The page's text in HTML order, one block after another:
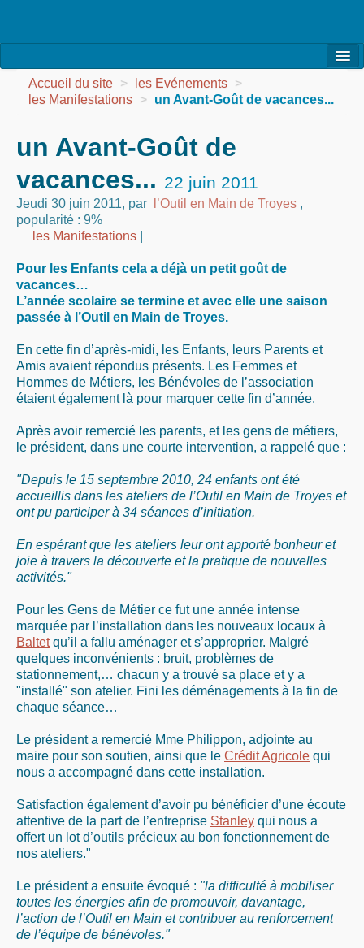
l’Association
la Vie des Ateliers
les Evénements
les Réalisations
Agenda
Contact
Accueil du site > les Evénements >
les Manifestations > un Avant-Goût de vacances...
un Avant-Goût de
vacances... 22 juin 2011
Jeudi 30 juin 2011, par l’Outil en Main de Troyes ,
popularité : 9%
les Manifestations
Pour les Enfants cela a déjà un petit goût de
vacances…
L’année scolaire se termine et avec elle une saison
passée à l’Outil en Main de Troyes.
En cette fin d’après-midi, les Enfants, leurs Parents et
Amis avaient répondus présents. Les Femmes et
Hommes de Métiers, les Bénévoles de l’association
étaient également là pour marquer cette fin d’année.
Après avoir remercié les parents, et les gens de métiers,
le président, dans une courte intervention, a rappelé que :
"Depuis le 15 septembre 2010, 24 enfants ont été
accueillis dans les ateliers de l’Outil en Main de Troyes et
ont pu participer à 34 séances d’initiation.
En espérant que les ateliers leur ont apporté bonheur et
joie à travers la découverte et la pratique de nouvelles
activités."
Pour les Gens de Métier ce fut une année intense
marquée par l’installation dans les nouveaux locaux à
Baltetqu’il a fallu aménager et s’approprier. Malgré
quelques inconvénients : bruit, problèmes de
stationnement,… chacun y a trouvé sa place et y a
"installé" son atelier. Fini les déménagements à la fin de
chaque séance…
Le président a remercié Mme Philippon, adjointe au
maire pour son soutien, ainsi que le Crédit Agricole qui
nous a accompagné dans cette installation.
Satisfaction également d’avoir pu bénéficier d’une écoute
attentive de la part de l’entreprise Stanley qui nous a
offert un lot d’outils précieux au bon fonctionnement de
nos ateliers."
Le président a ensuite évoqué : "la difficulté à mobiliser
toutes les énergies afin de promouvoir, davantage,
l’action de l’Outil en Main et contribuer au renforcement
de l’équipe de bénévoles."